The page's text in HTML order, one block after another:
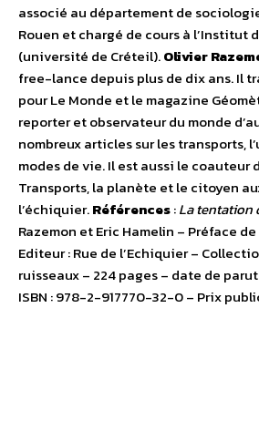
associé au département de
Rouen et chargé de cours à l’Institut
(université de Créteil).Olivier
free-lance depuis plus de dix ans. Il
pour Le Monde et le magazine
reporter et observateur du monde
nombreux articles sur les transports,
modes de vie. Il est aussi le coauteur
Transports, la planète et le citoyen
l’échiquier.Références:La tentation
Razemon et Eric Hamelin – Préface
Editeur : Rue de l’Echiquier –
ruisseaux – 224 pages – date de
ISBN : 978-2-917770-32-0 – Prix